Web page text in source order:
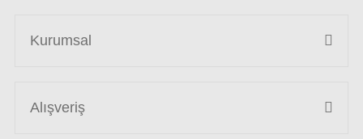
Kurumsal
Alışveriş